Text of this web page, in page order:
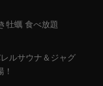
牡蠣 食べ放題
ルサウナ＆ジャグ